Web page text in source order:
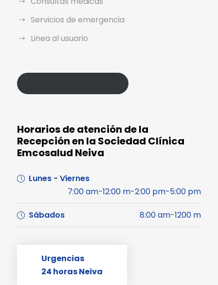
Servicios de emergencia
Linea al usuario
Horarios de atención de la
Recepción en la Sociedad Clínica
Emcosalud Neiva
Lunes - Viernes
7:00 am-12:00 m-2:00 pm-5:00 pm
Sábados 8:00 am-1200 m
Urgencias
24 horas Neiva